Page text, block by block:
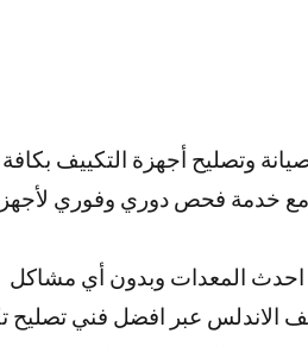
وتصليح أجهزة التكييف بكافة
خدمة فحص دوري وفوري
احدث المعدات وبدون أي مشاكل
الاندلس عبر افضل فني